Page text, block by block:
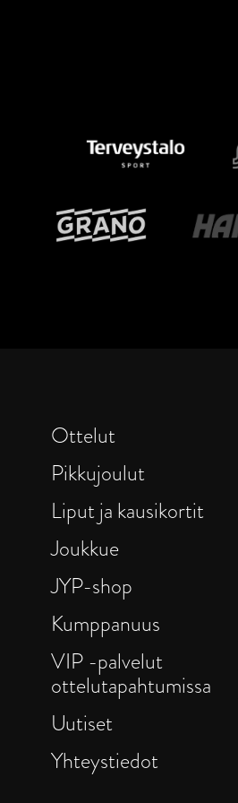
Ottelut
Pikkujoulut
Liput ja kausikortit
Joukkue
JYP-shop
Kumppanuus
VIP -palvelut
ottelutapahtumissa
Uutiset
Yhteystiedot